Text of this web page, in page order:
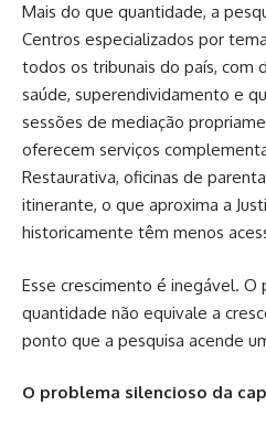
Mais do que quantidade, a
Centros especializados por
todos os tribunais do país, com
saúde, superendividamento e
sessões de mediação
oferecem serviços
Restaurativa, oficinas de
itinerante, o que aproxima a
historicamente têm menos
Esse crescimento é inegável.
quantidade não equivale a
ponto que a pesquisa acende
O problema silencioso da